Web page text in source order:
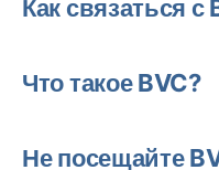
Как связаться с
Что такое BVC?
Не посещайте